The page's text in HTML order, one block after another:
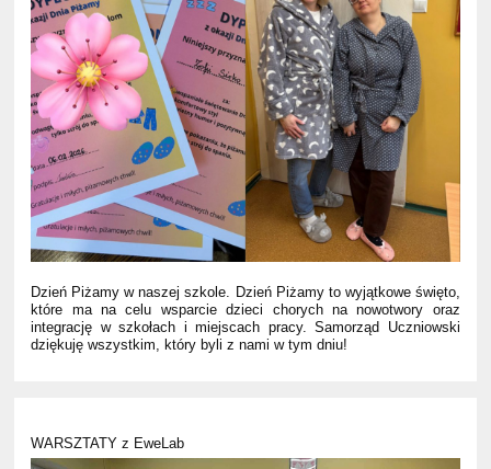
Dzień Piżamy w naszej szkole. Dzień Piżamy to wyjątkowe święto,
które ma na celu wsparcie dzieci chorych na nowotwory oraz
integrację w szkołach i miejscach pracy. Samorząd Uczniowski
dziękuję wszystkim, który byli z nami w tym dniu!
WARSZTATY z EweLab